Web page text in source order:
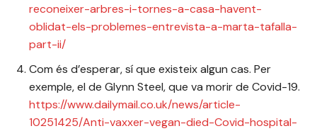
reconeixer-arbres-i-tornes-a-casa-havent-
oblidat-els-problemes-entrevista-a-marta-tafalla-
part-ii/
Com és d’esperar, sí que existeix algun cas. Per
exemple, el de Glynn Steel, que va morir de Covid-19.
https://www.dailymail.co.uk/news/article-
10251425/Anti-vaxxer-vegan-died-Covid-hospital-